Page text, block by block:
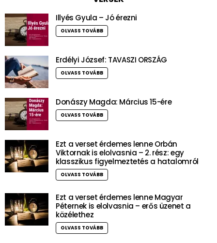
Illyés Gyula – Jó érezni
OLVASS TOVÁBB
Erdélyi József: TAVASZI ORSZÁG
OLVASS TOVÁBB
Donászy Magda: Március 15-ére
OLVASS TOVÁBB
Ezt a verset érdemes lenne Orbán
Viktornak is elolvasnia – 2. rész: egy
klasszikus figyelmeztetés a hatalomról
OLVASS TOVÁBB
Ezt a verset érdemes lenne Magyar
Péternek is elolvasnia – erős üzenet a
közélethez
OLVASS TOVÁBB